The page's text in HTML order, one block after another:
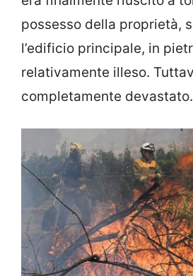
possesso della proprietà,
l’edificio principale, in
relativamente illeso.
completamente devastato.